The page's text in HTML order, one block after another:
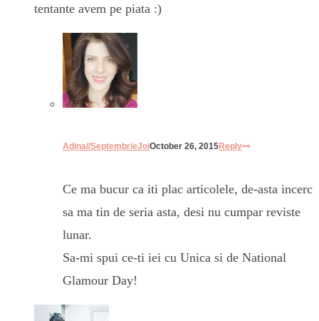
tentante avem pe piata :)
Adina//SeptembrieJoiOctober 26, 2015Reply
Ce ma bucur ca iti plac articolele, de-asta incerc
sa ma tin de seria asta, desi nu cumpar reviste
lunar.
Sa-mi spui ce-ti iei cu Unica si de National
Glamour Day!